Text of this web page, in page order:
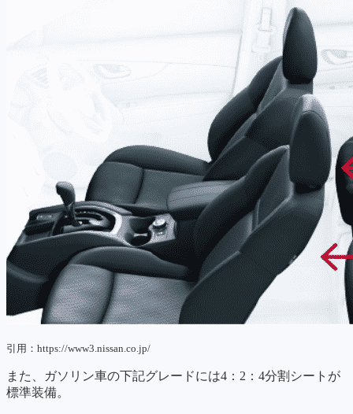
引用：https://www3.nissan.co.jp/
また、ガソリン車の下記グレードには4：2：4分割シートが
標準装備。